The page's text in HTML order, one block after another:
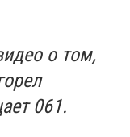
о том,
061.